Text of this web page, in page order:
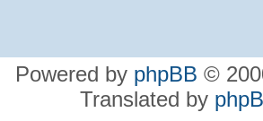
Powered by phpBB ©
Translated by